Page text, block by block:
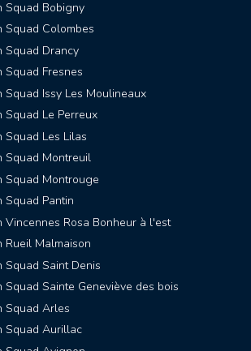
Squad Bobigny
Squad Colombes
Squad Drancy
Squad Fresnes
Squad Issy Les Moulineaux
Squad Le Perreux
Squad Les Lilas
Squad Montreuil
Squad Montrouge
Squad Pantin
Vincennes Rosa Bonheur à l'est
Rueil Malmaison
Squad Saint Denis
Squad Sainte Geneviève des bois
Squad Arles
Squad Aurillac